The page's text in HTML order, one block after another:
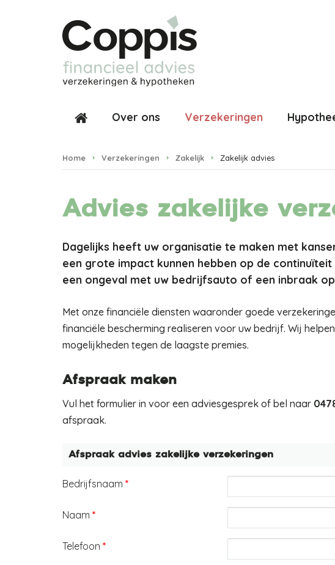
Over ons Verzekeringen
Home Verzekeringen Zakelijk Zakelijk advies
Advies zakelijke
Dagelijks heeft uw organisatie te maken met
een grote impact kunnen hebben op de
een ongeval met uw bedrijfsauto of een inbraak
Met onze financiële diensten waaronder goede
financiële bescherming realiseren voor uw bedrijf. Wij
mogelijkheden tegen de laagste premies.
Afspraak maken
Vul het formulier in voor een adviesgesprek of bel naar
afspraak.
Afspraak advies zakelijke verzekeringen
Bedrijfsnaam *
Naam *
Telefoon *